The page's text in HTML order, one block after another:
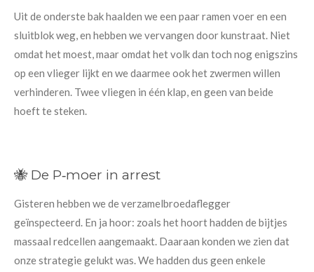
Uit de onderste bak haalden we een paar ramen voer en een
sluitblok weg, en hebben we vervangen door kunstraat. Niet
omdat het moest, maar omdat het volk dan toch nog enigszins
op een vlieger lijkt en we daarmee ook het zwermen willen
verhinderen. Twee vliegen in één klap, en geen van beide
hoeft te steken.
🐝 De P‑moer in arrest
Gisteren hebben we de verzamelbroedaflegger
geïnspecteerd. En ja hoor: zoals het hoort hadden de bijtjes
massaal redcellen aangemaakt. Daaraan konden we zien dat
onze strategie gelukt was. We hadden dus geen enkele